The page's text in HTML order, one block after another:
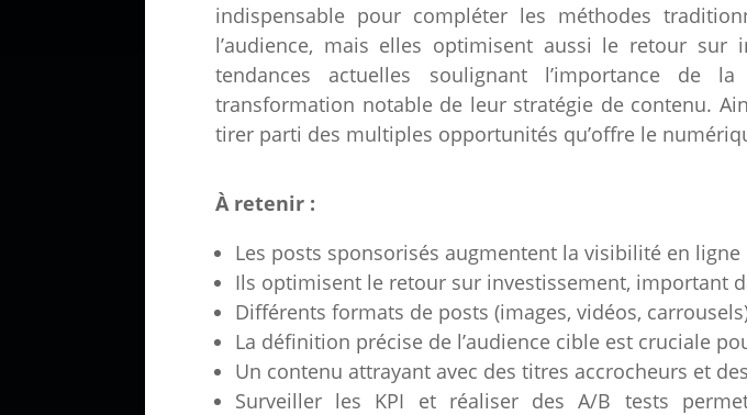
indispensable pour compléter les méthodes
l’audience, mais elles optimisent aussi le retour sur
tendances actuelles soulignant l’importance de
transformation notable de leur stratégie de contenu.
tirer parti des multiples opportunités qu’offre le
À retenir :
Les posts sponsorisés augmentent la visibilité en
Ils optimisent le retour sur investissement, important
Différents formats de posts (images, vidéos,
La définition précise de l’audience cible est cruciale
Un contenu attrayant avec des titres accrocheurs et
Surveiller les KPI et réaliser des A/B tests